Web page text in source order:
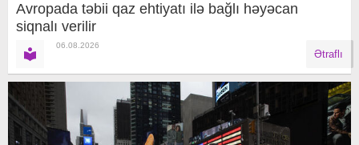
Avropada təbii qaz ehtiyatı ilə bağlı həyəcan
siqnalı verilir
06.08.2026
Ətraflı